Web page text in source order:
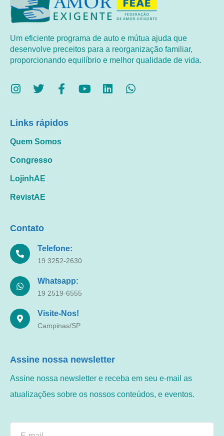
Um eficiente programa de auto e mútua ajuda que
desenvolve preceitos para a reorganização familiar,
proporcionando equilíbrio e melhor qualidade de vida.
Links rápidos
Quem Somos
Congresso
LojinhAE
RevistAE
Contato
Telefone:
19 3252-2630
Whatsapp:
19 2519-6555
Visite-Nos!
Campinas/SP
Assine nossa newsletter
Assine nossa newsletter e receba em seu e-mail as
atualizações sobre os nossos conteúdos, e eventos.